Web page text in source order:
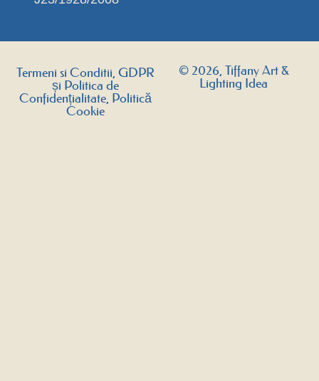
Termeni si Conditii, GDPR
și Politica de
Confidențialitate, Politică
Cookie
© 2026, Tiffany Art &
Lighting Idea